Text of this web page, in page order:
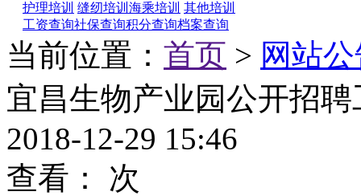
护理培训 缝纫培训 海乘培训 其他培训
工资查询社保查询积分查询档案查询
当前位置： 首页 > 网站
宜昌生物产业园公开招
2018-12-29 15:46
查看：
次